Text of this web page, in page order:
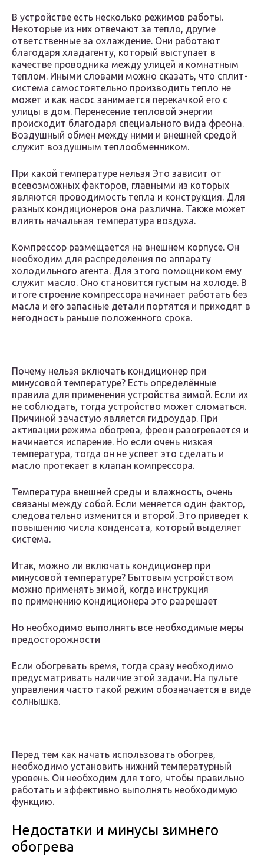
В устройстве есть несколько режимов работы.
Некоторые из них отвечают за тепло, другие
ответственные за охлаждение. Они работают
благодаря хладагенту, который выступает в
качестве проводника между улицей и комнатным
теплом. Иными словами можно сказать, что сплит-
система самостоятельно производить тепло не
может и как насос занимается перекачкой его с
улицы в дом. Перенесение тепловой энергии
происходит благодаря специального вида фреона.
Воздушный обмен между ними и внешней средой
служит воздушным теплообменником.
При какой температуре нельзя Это зависит от
всевозможных факторов, главными из которых
являются проводимость тепла и конструкция. Для
разных кондиционеров она различна. Также может
влиять начальная температура воздуха.
Компрессор размещается на внешнем корпусе. Он
необходим для распределения по аппарату
холодильного агента. Для этого помощником ему
служит масло. Оно становится густым на холоде. В
итоге строение компрессора начинает работать без
масла и его запасные детали портятся и приходят в
негодность раньше положенного срока.
Почему нельзя включать кондиционер при
минусовой температуре? Есть определённые
правила для применения устройства зимой. Если их
не соблюдать, тогда устройство может сломаться.
Причиной зачастую является гидроудар. При
активации режима обогрева, фреон разогревается и
начинается испарение. Но если очень низкая
температура, тогда он не успеет это сделать и
масло протекает в клапан компрессора.
Температура внешней среды и влажность, очень
связаны между собой. Если меняется один фактор,
следовательно изменится и второй. Это приведет к
повышению числа конденсата, который выделяет
система.
Итак, можно ли включать кондиционер при
минусовой температуре? Бытовым устройством
можно применять зимой, когда инструкция
по применению кондиционера это разрешает
Но необходимо выполнять все необходимые меры
предосторожности
Если обогревать время, тогда сразу необходимо
предусматривать наличие этой задачи. На пульте
управления часто такой режим обозначается в виде
солнышка.
Перед тем как начать использовать обогрев,
необходимо установить нижний температурный
уровень. Он необходим для того, чтобы правильно
работать и эффективно выполнять необходимую
функцию.
Недостатки и минусы зимнего
обогрева